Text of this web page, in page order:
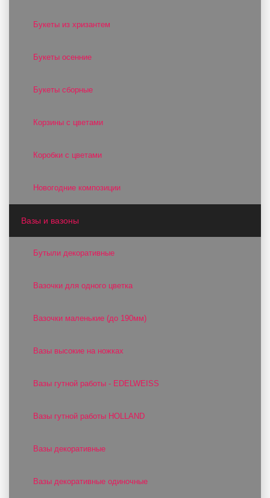
Букеты из хризантем
Букеты осенние
Букеты сборные
Корзины с цветами
Коробки с цветами
Новогодние композиции
Вазы и вазоны
Бутыли декоративные
Вазочки для одного цветка
Вазочки маленькие (до 190мм)
Вазы высокие на ножках
Вазы гутной работы - EDELWEISS
Вазы гутной работы HOLLAND
Вазы декоративные
Вазы декоративные одиночные